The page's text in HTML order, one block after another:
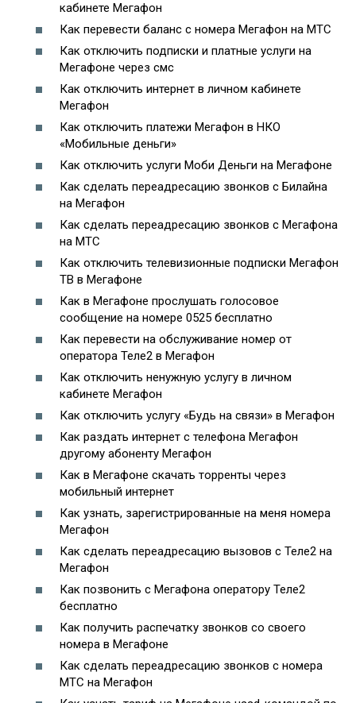
кабинете Мегафон
Как перевести баланс с номера Мегафон на МТС
Как отключить подписки и платные услуги на
Мегафоне через смс
Как отключить интернет в личном кабинете
Мегафон
Как отключить платежи Мегафон в НКО
«Мобильные деньги»
Как отключить услуги Моби Деньги на Мегафоне
Как сделать переадресацию звонков с Билайна
на Мегафон
Как сделать переадресацию звонков с Мегафона
на МТС
Как отключить телевизионные подписки Мегафон
ТВ в Мегафоне
Как в Мегафоне прослушать голосовое
сообщение на номере 0525 бесплатно
Как перевести на обслуживание номер от
оператора Теле2 в Мегафон
Как отключить ненужную услугу в личном
кабинете Мегафон
Как отключить услугу «Будь на связи» в Мегафон
Как раздать интернет с телефона Мегафон
другому абоненту Мегафон
Как в Мегафоне скачать торренты через
мобильный интернет
Как узнать, зарегистрированные на меня номера
Мегафон
Как сделать переадресацию вызовов с Теле2 на
Мегафон
Как позвонить с Мегафона оператору Теле2
бесплатно
Как получить распечатку звонков со своего
номера в Мегафоне
Как сделать переадресацию звонков с номера
МТС на Мегафон